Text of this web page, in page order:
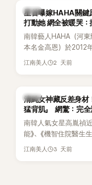
韓星
星首曝嫁HAHA關鍵
打動她 網全被暖哭
南韓藝人HAHA（河東
本名金高恩）於2012
子一女，一家五口生
步入婚姻的最大理由。
江南美人 2 天前
韓星
清純女神藏反差身材
猛背肌」 網驚：完全
南韓人氣女星高胤禎
能》、《機智住院醫生
譯？》、《努力克服自
江南美人 3 天前